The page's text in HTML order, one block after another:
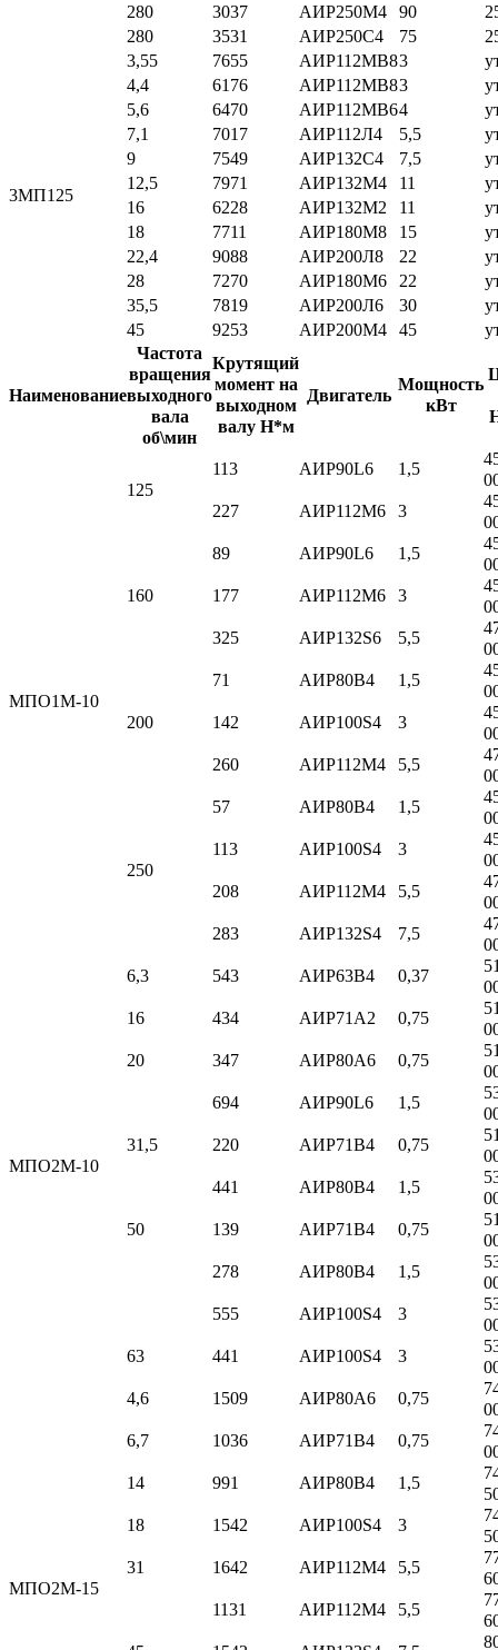
280
3037 АИР250М4 90
280
3531 АИР250С4 75
3МП125
3,55 7655 АИР112МВ83
4,4
6176 АИР112МВ83
5,6
6470 АИР112МВ64
7,1
7017 АИР112Л4 5,5
9
7549 АИР132С4 7,5
12,5
7971 АИР132М4 11
16
6228 АИР132М2 11
18
7711 АИР180М8 15
22,4
9088 АИР200Л8 22
28
7270 АИР180М6 22
35,5
7819 АИР200Л6 30
45
9253 АИР200М4 45
Наименование
Частота
вращения
выходного
вала
об\мин
Крутящий
момент на
выходном
валу Н*м
Двигатель
Мощность
кВт
МПО1М-10
125
113 АИР90L6 1,5
227
АИР112M6 3
160
89 АИР90L6 1,5
177
АИР112M6 3
325
АИР132S6 5,5
200
71 АИР80B4 1,5
142
АИР100S4 3
260
АИР112M4 5,5
250
57 АИР80B4 1,5
113
АИР100S4 3
208
АИР112M4 5,5
283
АИР132S4 7,5
МПО2М-10
6,3 543 АИР63В4 0,37
16
434 АИР71A2 0,75
20
347 АИР80A6 0,75
694
АИР90L6 1,5
31,5
220 АИР71B4 0,75
441
АИР80B4 1,5
50
139 АИР71B4 0,75
278
АИР80B4 1,5
555
АИР100S4 3
63
441 АИР100S4 3
МПО2М-15
4,6 1509 АИР80A6 0,75
6,7
1036 АИР71B4 0,75
14
991 АИР80B4 1,5
18
1542 АИР100S4 3
31
1642 АИР112M4 5,5
1131 АИР112M4 5,5